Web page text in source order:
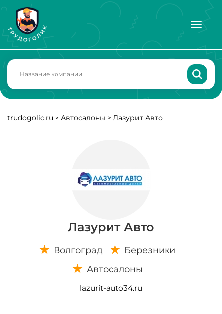
trudogolic.ru > Автосалоны > Лазурит Авто
Лазурит Авто
Волгоград
Березники
Автосалоны
lazurit-auto34.ru